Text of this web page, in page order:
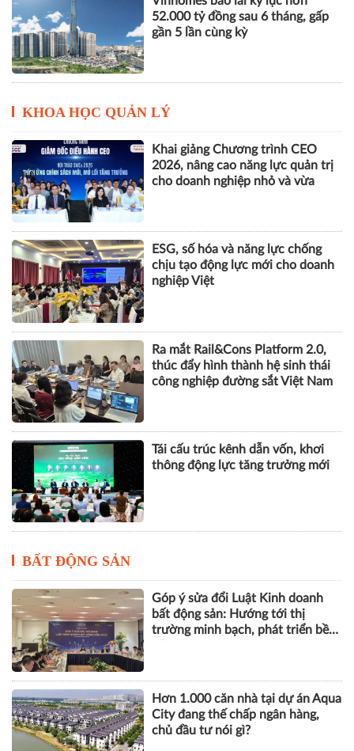
THACO của ông Trần Bá Dương
lãi lớn trở lại nhưng vẫn "gánh"
khối nợ hơn 164.000 tỷ đồng
Vinhomes báo lãi kỷ lục hơn
KHOA HỌC QUẢN LÝ
Khai giảng Chương trình CEO
2026, nâng cao năng lực quản trị
cho doanh nghiệp nhỏ và vừa
ESG, số hóa và năng lực chống
chịu tạo động lực mới cho doanh
nghiệp Việt
Ra mắt Rail&Cons Platform 2.0,
thúc đẩy hình thành hệ sinh thái
BẤT ĐỘNG SẢN
Góp ý sửa đổi Luật Kinh doanh
bất động sản: Hướng tới thị
trường minh bạch, phát triển bền